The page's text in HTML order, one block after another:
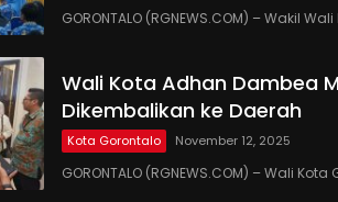
GORONTALO (RGNEWS.COM) – Wakil
Wali Kota Adhan Dambea
Dikembalikan ke Daerah
Kota Gorontalo November 12, 2025
GORONTALO (RGNEWS.COM) – Wali